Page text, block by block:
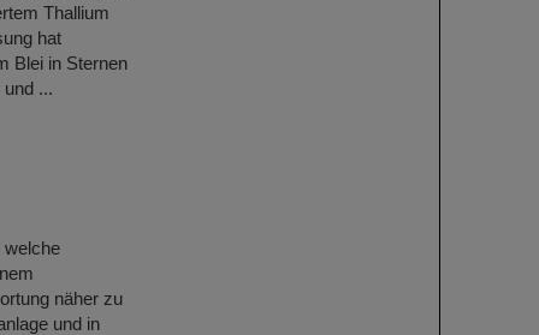
Thallium
hat
Blei in Sternen
...
welche
näher zu
und in